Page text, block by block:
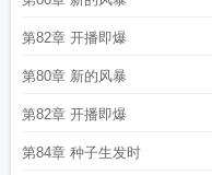
第82章 开播即爆
第80章 新的风暴
第82章 开播即爆
第84章 种子生发时